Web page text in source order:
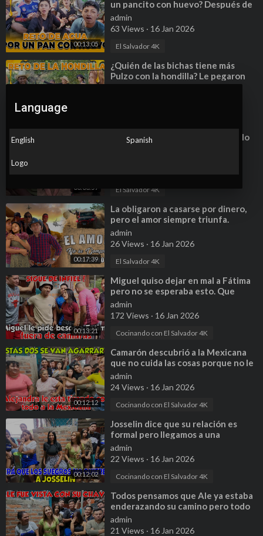
00:13:05
un pancito con huevo? Después de
un descanso, seguimos la aventura.
admin
63 Views · 16 Jan 2026
El Salvador 4K
⁣¿Quién de las bichas tiene más
Pulzo con la hondilla? Le pegaron
un hondillazo a Jilo.
00:00:59
⁣Así vive este abuelito pero Dios lo
bendijo #shorts #reels
El Salvador 4K
00:17:39
⁣La obligaron a casarse por dinero,
pero el amor siempre triunfa.
admin
26 Views · 16 Jan 2026
El Salvador 4K
00:13:21
⁣Miguel quiso dejar en mal a Fátima
pero no se esperaba esto. Que
pálida anda Bessy. Parte 1
admin
172 Views · 16 Jan 2026
Cocinando con El Salvador 4K
00:12:12
⁣Camarón descubrió a la Mexicana
que no cuida las cosas porque no le
cuestan a ella. Parte 5
admin
24 Views · 16 Jan 2026
Cocinando con El Salvador 4K
00:12:02
⁣Josselin dice que su relación es
formal pero llegamos a una
conclusión que no lo es. Parte 17
admin
22 Views · 16 Jan 2026
Cocinando con El Salvador 4K
⁣Todos pensamos que Ale ya estaba
enderazando su camino pero todo
fue un farsa. P 21
admin
21 Views · 16 Jan 2026
Language
English Spanish
Logo